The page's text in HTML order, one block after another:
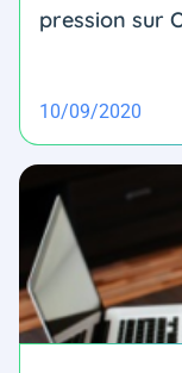
pression sur
10/09/2020